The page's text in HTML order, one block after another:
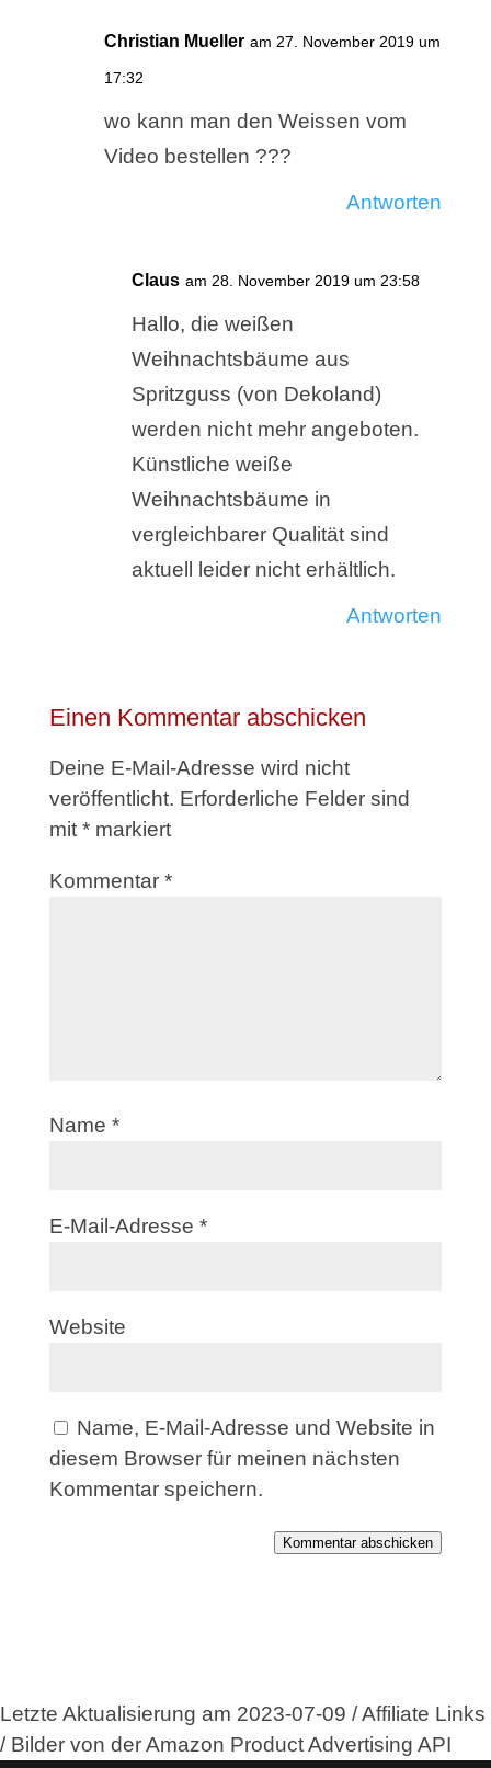
Christian Mueller am 27. November 2019 um
17:32
wo kann man den Weissen vom
Video bestellen ???
Antworten
Claus am 28. November 2019 um 23:58
Hallo, die weißen
Weihnachtsbäume aus
Spritzguss (von Dekoland)
werden nicht mehr angeboten.
Künstliche weiße
Weihnachtsbäume in
vergleichbarer Qualität sind
aktuell leider nicht erhältlich.
Antworten
Einen Kommentar abschicken
Deine E-Mail-Adresse wird nicht
veröffentlicht. Erforderliche Felder sind
mit *markiert
Kommentar *
Name *
E-Mail-Adresse *
Website
Name, E-Mail-Adresse und Website in
diesem Browser für meinen nächsten
Kommentar speichern.
Kommentar abschicken
Letzte Aktualisierung am 2023-07-09 / Affiliate Links
/ Bilder von der Amazon Product Advertising API